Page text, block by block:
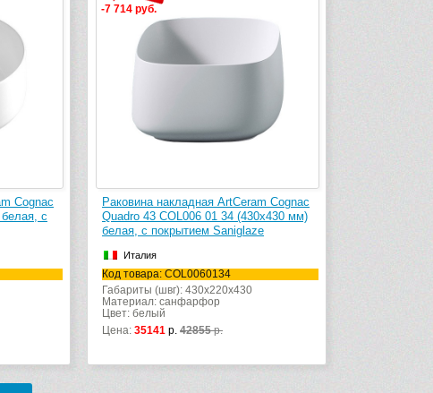
Cognac
с
-7 714 руб.
Раковина накладная ArtCeram Cognac
Quadro 43 COL006 01 34 (430х430 мм)
белая, с покрытием Saniglaze
Италия
Код товара: COL0060134
Габариты (швг): 430x220x430
Материал: санфарфор
Цвет: белый
Цена: 35141 р. 42855р.